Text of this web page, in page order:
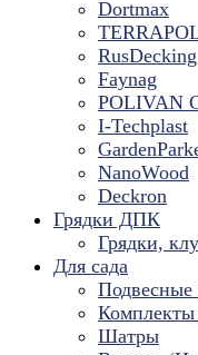
Dortmax
RusDecking
Faynag
POLIVAN
I-Techplast
NanoWood
Deckron
Грядки ДПК
Грядки,
Для сада
Подвесные
Комплекты
Шатры